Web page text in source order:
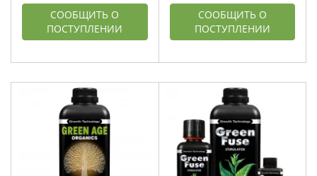
СООБЩИТЬ О
ПОСТУПЛЕНИИ
СООБЩИТЬ О
ПОСТУПЛЕНИИ